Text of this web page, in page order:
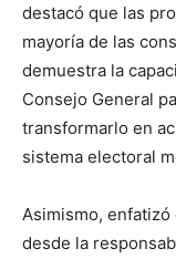
destacó que las
mayoría de las
demuestra la
Consejo General
transformarlo en
sistema electoral
Asimismo,
desde la